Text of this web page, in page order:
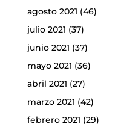
agosto 2021 (46)
julio 2021 (37)
junio 2021 (37)
mayo 2021 (36)
abril 2021 (27)
marzo 2021 (42)
febrero 2021 (29)